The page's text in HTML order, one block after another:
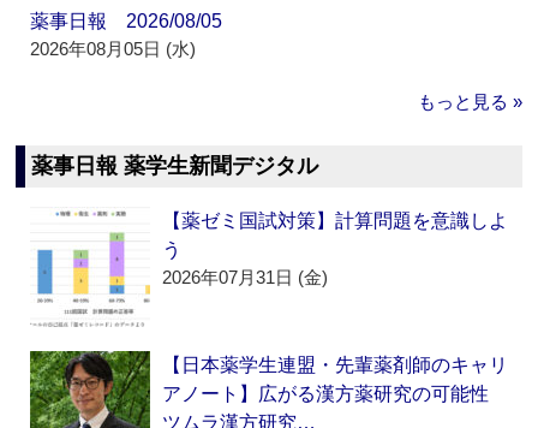
薬事日報 2026/08/05
2026年08月05日 (水)
もっと見る »
薬事日報 薬学生新聞デジタル
【薬ゼミ国試対策】計算問題を意識しよ
う
2026年07月31日 (金)
【日本薬学生連盟・先輩薬剤師のキャリ
アノート】広がる漢方薬研究の可能性
ツムラ漢方研究…